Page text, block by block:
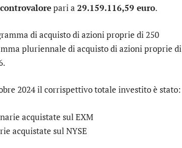
controvalorepari a 29.159.116,59 euro.
di acquisto di azioni proprie di 250
pluriennale di acquisto di azioni proprie di
2024 il corrispettivo totale investito è stato:
acquistate sul EXM
acquistate sul NYSE